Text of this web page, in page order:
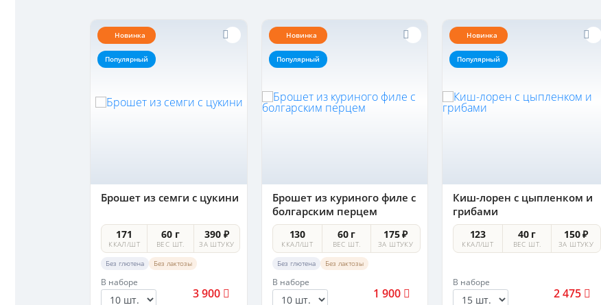
Новинка
Популярный
Брошет из семги с цукини
171
ККАЛ/ШТ
60 г
ВЕС ШТ.
390 ₽
ЗА ШТУКУ
Без глютена Без лактозы
В наборе
3 900
Новинка
Популярный
Брошет из куриного филе с
болгарским перцем
130
ККАЛ/ШТ
60 г
ВЕС ШТ.
175 ₽
ЗА ШТУКУ
Без глютена Без лактозы
В наборе
1 900
Новинка
Популярный
Киш-лорен с цыпленком и
грибами
123
ККАЛ/ШТ
40 г
ВЕС ШТ.
150 ₽
ЗА ШТУКУ
В наборе
2 475